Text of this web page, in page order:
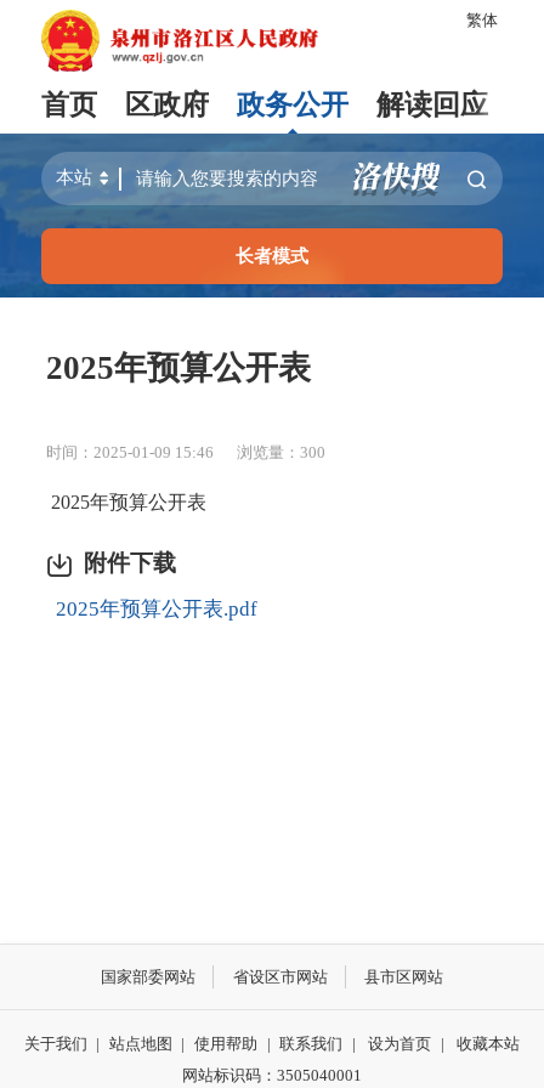
繁体
首页 区政府 政务公开 解读回应
长者模式
2025年预算公开表
时间：2025-01-09 15:46 浏览量： 300
2025年预算公开表
附件下载
2025年预算公开表.pdf
国家部委网站 省设区市网站 县市区网站
关于我们 | 站点地图 | 使用帮助 | 联系我们 | 设为首页 |
收藏本站
网站标识码：3505040001